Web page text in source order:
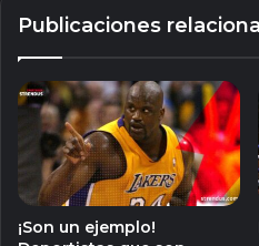
Publicaciones
¡Son un ejemplo!